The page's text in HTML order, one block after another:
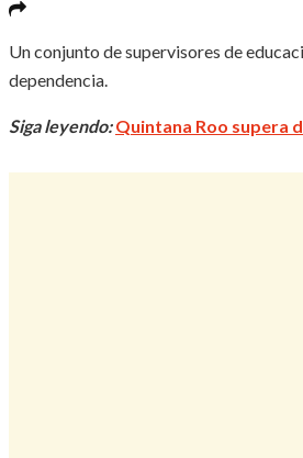
Un conjunto de supervisores de
dependencia.
Siga leyendo:Quintana Roo supera